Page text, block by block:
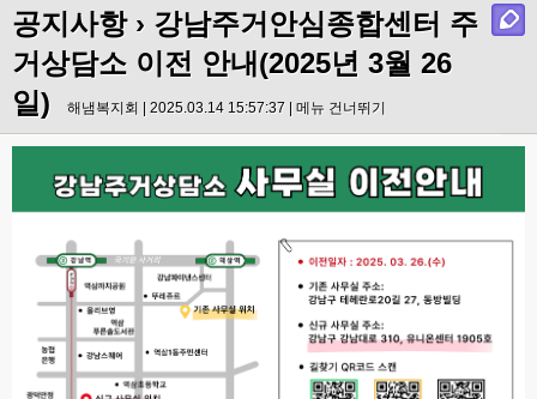
공지사항› 강남주거안심종합센터 주
거상담소 이전 안내(2025년 3월 26
일)
해냄복지회 | 2025.03.14 15:57:37 | 메뉴 건너뛰기